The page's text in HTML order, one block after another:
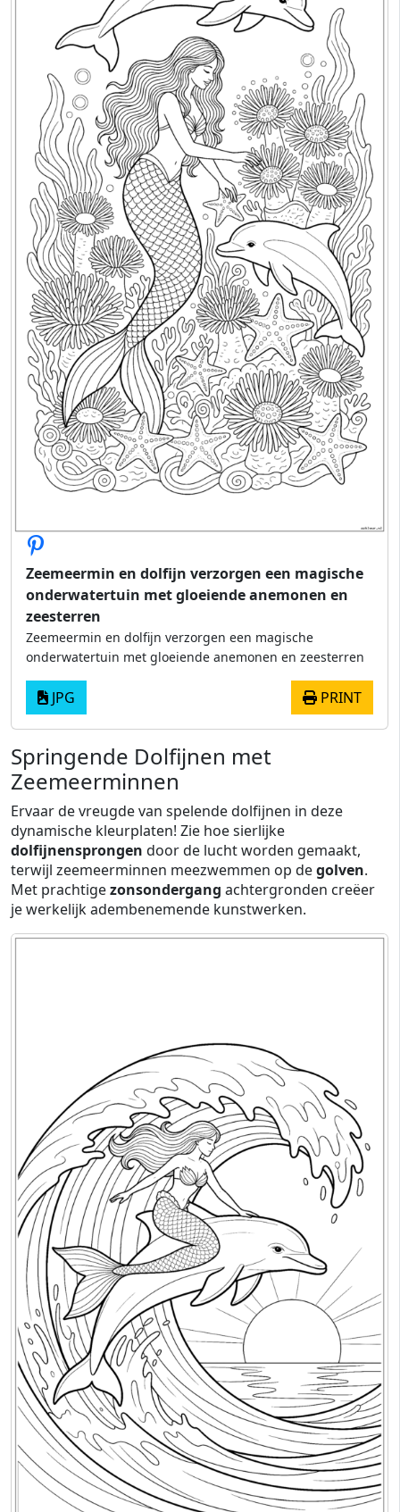
Zeemeermin en dolfijn verzorgen een magische
onderwatertuin met gloeiende anemonen en
zeesterren
Zeemeermin en dolfijn verzorgen een magische
onderwatertuin met gloeiende anemonen en zeesterren
JPG PRINT
Springende Dolfijnen met
Zeemeerminnen
Ervaar de vreugde van spelende dolfijnen in deze
dynamische kleurplaten! Zie hoe sierlijke
dolfijnensprongen door de lucht worden gemaakt,
terwijl zeemeerminnen meezwemmen op degolven.
Met prachtigezonsondergang achtergronden creëer
je werkelijk adembenemende kunstwerken.